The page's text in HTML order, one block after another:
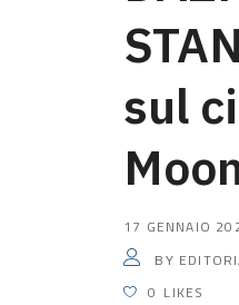
sul
17 GENNAIO
BY
0 LIKES